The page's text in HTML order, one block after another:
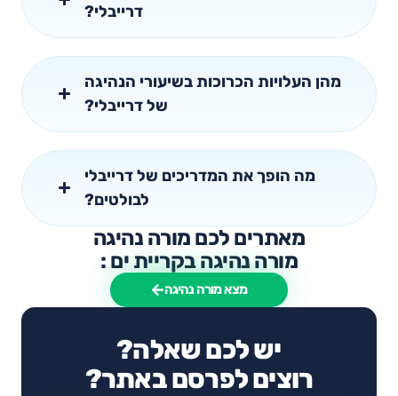
דרייבלי?
מהן העלויות הכרוכות בשיעורי הנהיגה
של דרייבלי?
מה הופך את המדריכים של דרייבלי
לבולטים?
מאתרים לכם מורה נהיגה
מורה נהיגה בקריית ים :
מצא מורה נהיגה
יש לכם שאלה?
רוצים לפרסם באתר?